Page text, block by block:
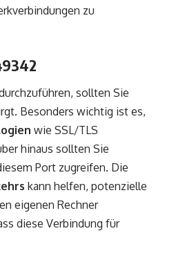
zu
sollten Sie
Besonders wichtig ist es,
wie SSL/TLS
hinaus sollten Sie
Port zugreifen. Die
kann helfen, potenzielle
eigenen Rechner
diese Verbindung für